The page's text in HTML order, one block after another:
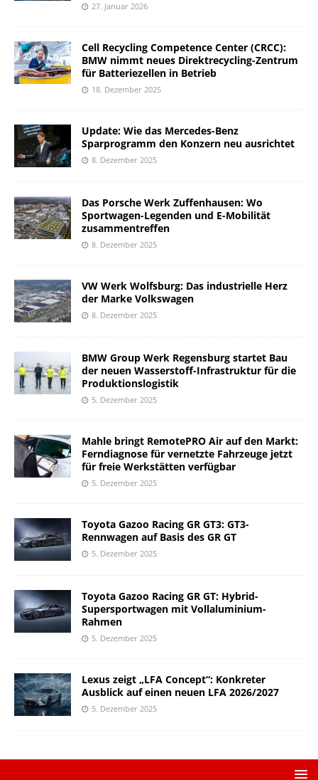
27. Januar 2026
Cell Recycling Competence Center (CRCC):
BMW nimmt neues Direktrecycling-Zentrum
für Batteriezellen in Betrieb
18. Dezember 2025
Update: Wie das Mercedes-Benz
Sparprogramm den Konzern neu ausrichtet
8. Dezember 2025
Das Porsche Werk Zuffenhausen: Wo
Sportwagen-Legenden und E-Mobilität
zusammentreffen
8. Dezember 2025
VW Werk Wolfsburg: Das industrielle Herz
der Marke Volkswagen
8. Dezember 2025
BMW Group Werk Regensburg startet Bau
der neuen Wasserstoff-Infrastruktur für die
Produktionslogistik
5. Dezember 2025
Mahle bringt RemotePRO Air auf den Markt:
Ferndiagnose für vernetzte Fahrzeuge jetzt
für freie Werkstätten verfügbar
5. Dezember 2025
Toyota Gazoo Racing GR GT3: GT3-
Rennwagen auf Basis des GR GT
5. Dezember 2025
Toyota Gazoo Racing GR GT: Hybrid-
Supersportwagen mit Vollaluminium-
Rahmen
5. Dezember 2025
Lexus zeigt „LFA Concept“: Konkreter
Ausblick auf einen neuen LFA 2026/2027
5. Dezember 2025